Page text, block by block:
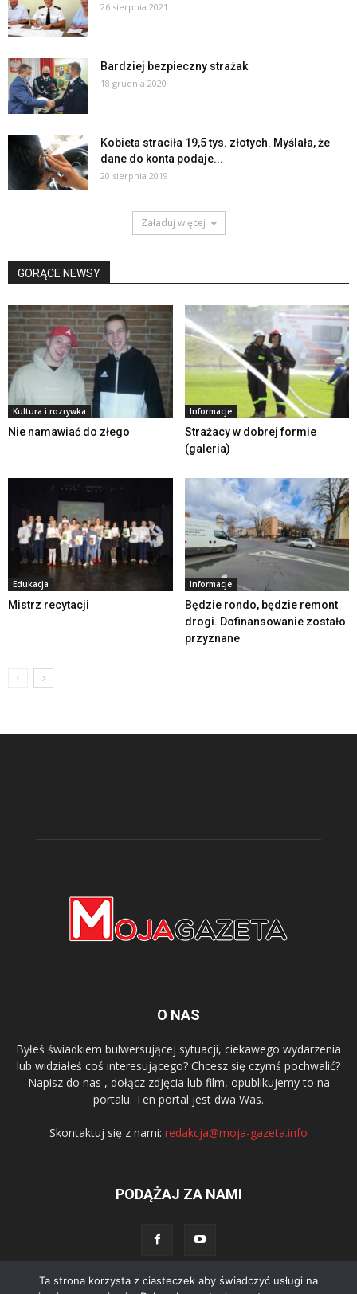
26 sierpnia 2021
Bardziej bezpieczny strażak
18 grudnia 2020
Kobieta straciła 19,5 tys. złotych. Myślała, że
dane do konta podaje...
20 sierpnia 2019
Załaduj więcej
GORĄCE NEWSY
Kultura i rozrywka
Nie namawiać do złego
Informacje
Strażacy w dobrej formie
(galeria)
Edukacja
Mistrz recytacji
Informacje
Będzie rondo, będzie remont
drogi. Dofinansowanie zostało
przyznane
O NAS
Byłeś świadkiem bulwersującej sytuacji, ciekawego wydarzenia
lub widziałeś coś interesującego? Chcesz się czymś pochwalić?
Napisz do nas , dołącz zdjęcia lub film, opublikujemy to na
portalu. Ten portal jest dwa Was.
Skontaktuj się z nami: redakcja@moja-gazeta.info
PODĄŻAJ ZA NAMI
Ta strona korzysta z ciasteczek aby świadczyć usługi na